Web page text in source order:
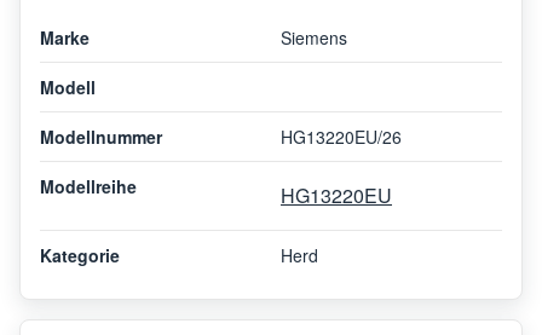
Marke Siemens
Modell
Modellnummer HG13220EU/26
Modellreihe HG13220EU
Kategorie Herd